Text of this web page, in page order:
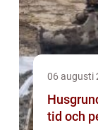
06 augusti
tid och